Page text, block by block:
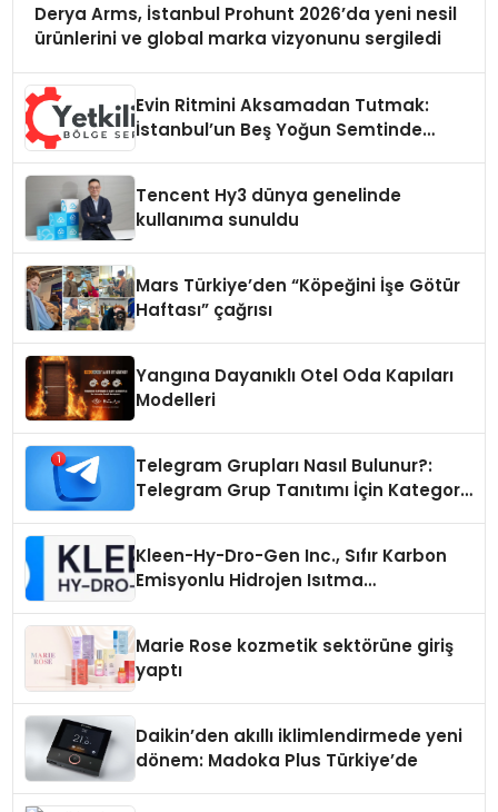
Derya Arms, İstanbul Prohunt 2026’da yeni nesil
ürünlerini ve global marka vizyonunu sergiledi
Evin Ritmini Aksamadan Tutmak:
İstanbul’un Beş Yoğun Semtinde
Tencent Hy3 dünya genelinde
kullanıma sunuldu
Mars Türkiye’den “Köpeğini İşe Götür
Haftası” çağrısı
Yangına Dayanıklı Otel Oda Kapıları
Modelleri
Telegram Grupları Nasıl Bulunur?:
Telegram Grup Tanıtımı İçin Kategori
Kleen-Hy-Dro-Gen Inc., Sıfır Karbon
Emisyonlu Hidrojen Isıtma
Marie Rose kozmetik sektörüne giriş
yaptı
Daikin’den akıllı iklimlendirmede yeni
dönem: Madoka Plus Türkiye’de